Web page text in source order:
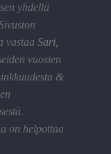
yhdellä
vastaa Sari
vuosien
&
on helpottaa